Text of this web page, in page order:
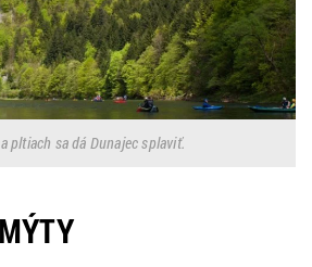
pltiach sa dá Dunajec splaviť.